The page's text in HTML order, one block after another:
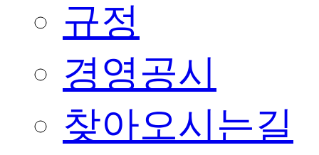
규정
경영공시
찾아오시는길